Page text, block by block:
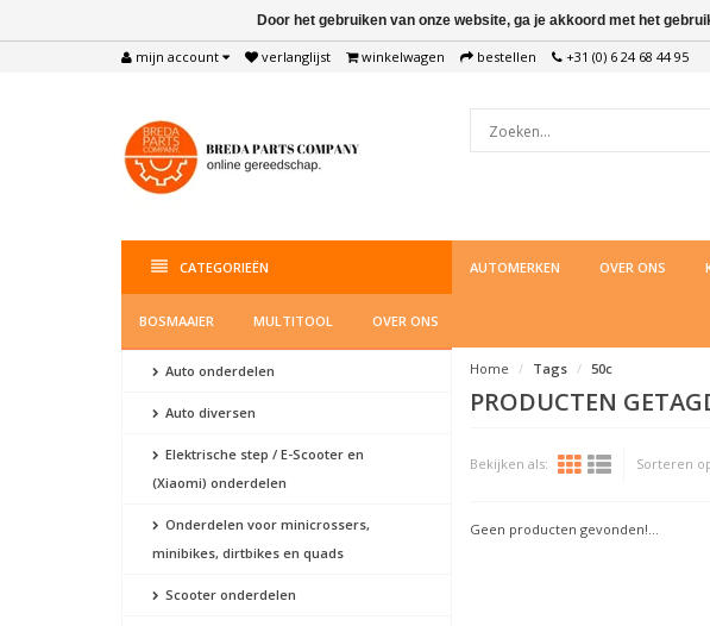
mijn account verlanglijst winkelwagen bestellen +31 (0) 6 24 68 44 95
CATEGORIEËN AUTOMERKEN OVER ONS
BOSMAAIER MULTITOOL OVER ONS
Auto onderdelen
Auto diversen
Elektrische step / E-Scooter en
(Xiaomi) onderdelen
Onderdelen voor minicrossers,
minibikes, dirtbikes en quads
Scooter onderdelen
Home Tags 50c
PRODUCTEN
Bekijken als: Sorteren
Geen producten gevonden!...
Door het gebruiken van onze website, ga je akkoord met het